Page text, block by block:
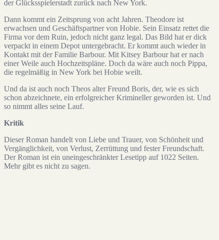
der Glücksspielerstadt zurück nach New York.
Dann kommt ein Zeitsprung von acht Jahren. Theodore ist
erwachsen und Geschäftspartner von Hobie. Sein Einsatz rettet die
Firma vor dem Ruin, jedoch nicht ganz legal. Das Bild hat er dick
verpackt in einem Depot untergebracht. Er kommt auch wieder in
Kontakt mit der Familie Barbour. Mit Kitsey Barbour hat er nach
einer Weile auch Hochzeitspläne. Doch da wäre auch noch Pippa,
die regelmäßig in New York bei Hobie weilt.
Und da ist auch noch Theos alter Freund Boris, der, wie es sich
schon abzeichnete, ein erfolgreicher Krimineller geworden ist. Und
so nimmt alles seine Lauf.
Kritik
Dieser Roman handelt von Liebe und Trauer, von Schönheit und
Vergänglichkeit, von Verlust, Zerrüttung und fester Freundschaft.
Der Roman ist ein uneingeschränkter Lesetipp auf 1022 Seiten.
Mehr gibt es nicht zu sagen.